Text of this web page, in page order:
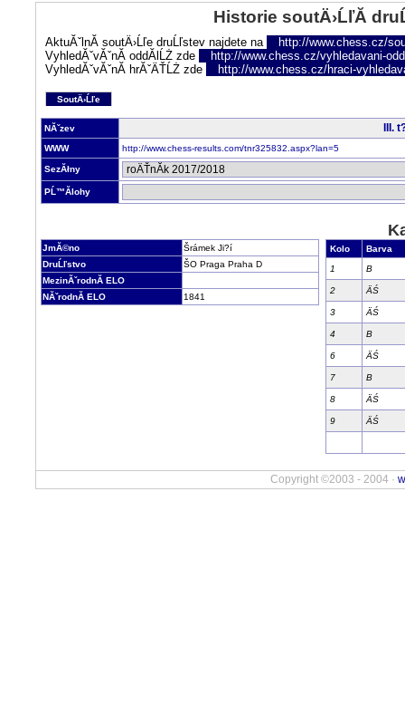
Historie soutÄ›ĹľĂ­
AktuĂˇlnĂ­ soutÄ›Ĺľe druĹľstev najdete na
http://www.chess.cz/
VyhledĂˇvĂˇnĂ­ oddĂ­lĹŻ zde
http://www.chess.cz/vyhledavani-
VyhledĂˇvĂˇnĂ­ hrĂˇÄŤĹŻ zde
http://www.chess.cz/hraci-
SoutÄ›Ĺľe
NĂˇzev III.
WWW http://www.chess-results.com/tnr325832.aspx?lan=5
SezĂłny
PĹ™Ă­lohy
JmĂ©no
Šrámek Ji?í
DruĹľstvo
ŠO Praga Praha D
MezinĂˇrodnĂ­ ELO
NĂˇrodnĂ­ ELO
1841
Kolo
Barva
1
B
2 ÄŚ
3 ÄŚ
4 B
6 ÄŚ
7 B
8 ÄŚ
9 ÄŚ
Copyright ©2003 - 2004 ·